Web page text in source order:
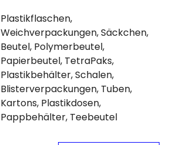
Plastikflaschen,
Weichverpackungen, Säckchen,
Beutel, Polymerbeutel,
Papierbeutel, TetraPaks,
Plastikbehälter, Schalen,
Blisterverpackungen, Tuben,
Kartons, Plastikdosen,
Pappbehälter, Teebeutel